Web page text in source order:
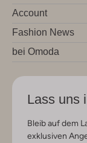
Account
Fashion News
bei Omoda
Lass uns
Bleib auf dem
exklusiven